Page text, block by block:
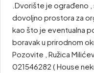
.Dvorište je ograđeno ,
dovoljno prostora za
kao što je eventualna
boravak u prirodnom
Pozovite , Ružica
021546282 ( House